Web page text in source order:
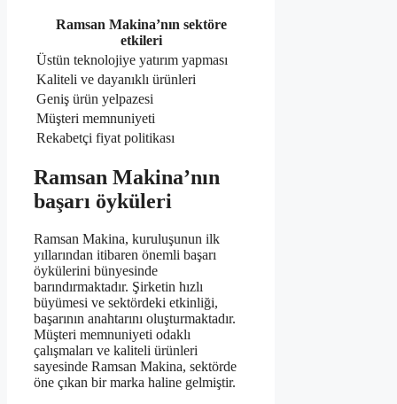
Ramsan Makina’nın sektöre
etkileri
Üstün teknolojiye yatırım yapması
Kaliteli ve dayanıklı ürünleri
Geniş ürün yelpazesi
Müşteri memnuniyeti
Rekabetçi fiyat politikası
Ramsan Makina’nın
başarı öyküleri
Ramsan Makina, kuruluşunun ilk
yıllarından itibaren önemli başarı
öykülerini bünyesinde
barındırmaktadır. Şirketin hızlı
büyümesi ve sektördeki etkinliği,
başarının anahtarını oluşturmaktadır.
Müşteri memnuniyeti odaklı
çalışmaları ve kaliteli ürünleri
sayesinde Ramsan Makina, sektörde
öne çıkan bir marka haline gelmiştir.